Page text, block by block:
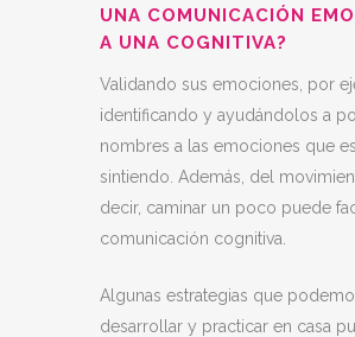
UNA COMUNICACIÓN
A UNA COGNITIVA?
Validando sus emociones, por
identificando y ayudándolos a
nombres a las emociones que
sintiendo. Además, del
decir, caminar un poco puede
comunicación cognitiva.
Algunas estrategias que
desarrollar y practicar en casa